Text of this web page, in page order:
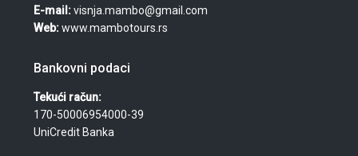
E-mail:visnja.mambo@gmail.com
Web:www.mambotours.rs
Bankovni podaci
Tekući račun:
170-50006954000-39
UniCredit Banka